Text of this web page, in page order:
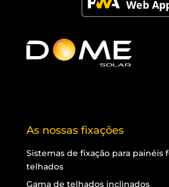
As nossas fixações
Sistemas de fixação para painéis
telhados
Gama de telhados inclinados